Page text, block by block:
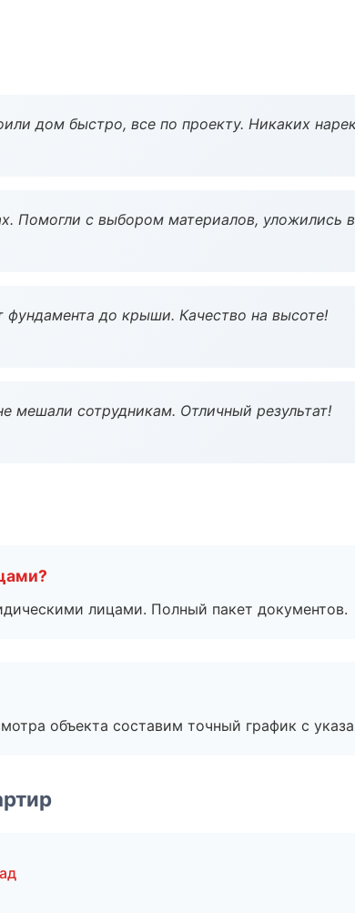
дом быстро, все по проекту. Никаких
Помогли с выбором материалов, уложились
до крыши. Качество на высоте!
мешали сотрудникам. Отличный результат!
лицами. Полный пакет документов.
объекта составим точный график с